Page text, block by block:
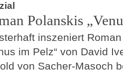
Polanskis
inszeniert
im Pelz“ von David
von Sacher-Masoch